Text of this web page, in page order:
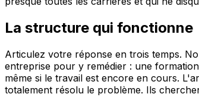
La structure qui fonctionne
Articulez votre réponse en trois temps.
entreprise pour y remédier : une
même si le travail est encore en cours.
totalement résolu le problème. Ils